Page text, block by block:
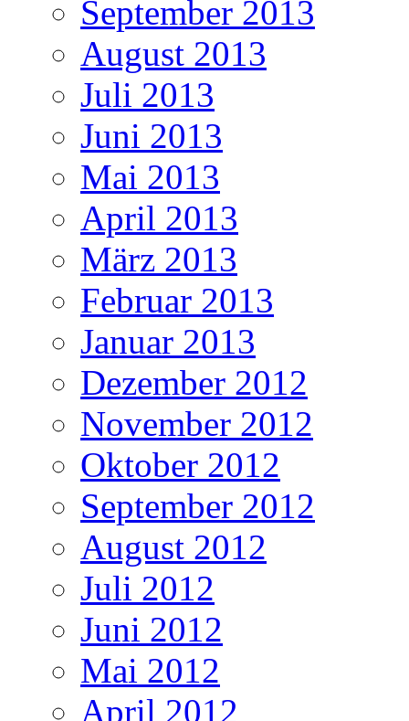
September 2013
August 2013
Juli 2013
Juni 2013
Mai 2013
April 2013
März 2013
Februar 2013
Januar 2013
Dezember 2012
November 2012
Oktober 2012
September 2012
August 2012
Juli 2012
Juni 2012
Mai 2012
April 2012